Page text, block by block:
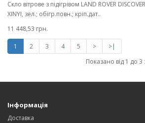
Скло вітрове з підігрівом LAND ROVER
XINYI, зел.; обігр.повн.; кріп.дат..
11 448,53 грн.
1 2 3 4 5 >
>|
Показано від 1 до 3
Інформація
Доставка